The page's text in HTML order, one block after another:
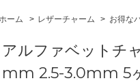
ーム > レザーチャーム > お得な
アルファベット
mm 2.5-3.0mm 5